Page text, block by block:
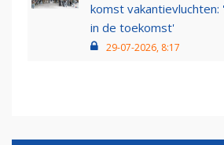
komst
in de toekomst'
29-07-2026, 8:17